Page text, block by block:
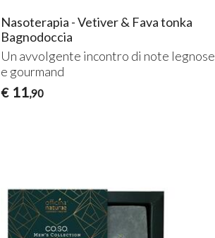
Nasoterapia - Vetiver & Fava tonka
Bagnodoccia
Un avvolgente incontro di note legnose
e gourmand
€ 11,90